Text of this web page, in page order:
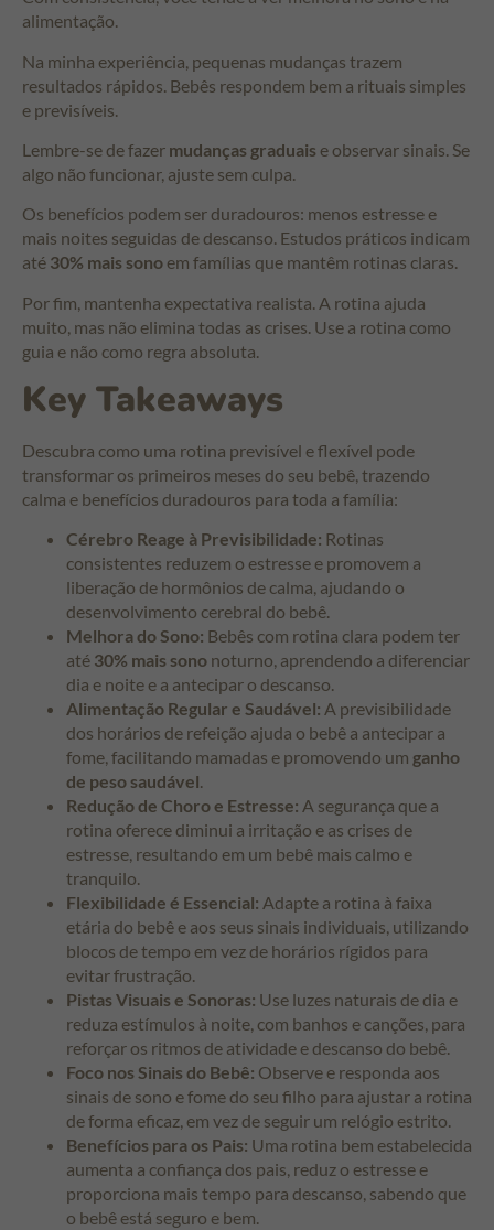
alimentação.
Na minha experiência, pequenas mudanças trazem
resultados rápidos. Bebês respondem bem a rituais simples
e previsíveis.
Lembre-se de fazer mudanças graduais e observar sinais. Se
algo não funcionar, ajuste sem culpa.
Os benefícios podem ser duradouros: menos estresse e
mais noites seguidas de descanso. Estudos práticos indicam
até 30% mais sono em famílias que mantêm rotinas claras.
Por fim, mantenha expectativa realista. A rotina ajuda
muito, mas não elimina todas as crises. Use a rotina como
guia e não como regra absoluta.
Key Takeaways
Descubra como uma rotina previsível e flexível pode
transformar os primeiros meses do seu bebê, trazendo
calma e benefícios duradouros para toda a família:
Cérebro Reage à Previsibilidade: Rotinas
consistentes reduzem o estresse e promovem a
liberação de hormônios de calma, ajudando o
desenvolvimento cerebral do bebê.
Melhora do Sono: Bebês com rotina clara podem ter
até 30% mais sono noturno, aprendendo a diferenciar
dia e noite e a antecipar o descanso.
Alimentação Regular e Saudável: A previsibilidade
dos horários de refeição ajuda o bebê a antecipar a
fome, facilitando mamadas e promovendo um ganho
de peso saudável.
Redução de Choro e Estresse: A segurança que a
rotina oferece diminui a irritação e as crises de
estresse, resultando em um bebê mais calmo e
tranquilo.
Flexibilidade é Essencial: Adapte a rotina à faixa
etária do bebê e aos seus sinais individuais, utilizando
blocos de tempo em vez de horários rígidos para
evitar frustração.
Pistas Visuais e Sonoras: Use luzes naturais de dia e
reduza estímulos à noite, com banhos e canções, para
reforçar os ritmos de atividade e descanso do bebê.
Foco nos Sinais do Bebê: Observe e responda aos
sinais de sono e fome do seu filho para ajustar a rotina
de forma eficaz, em vez de seguir um relógio estrito.
Benefícios para os Pais: Uma rotina bem estabelecida
aumenta a confiança dos pais, reduz o estresse e
proporciona mais tempo para descanso, sabendo que
o bebê está seguro e bem.